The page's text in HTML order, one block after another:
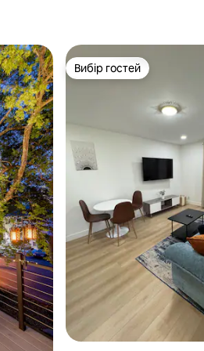
Вибір гостей
Вибір гостей